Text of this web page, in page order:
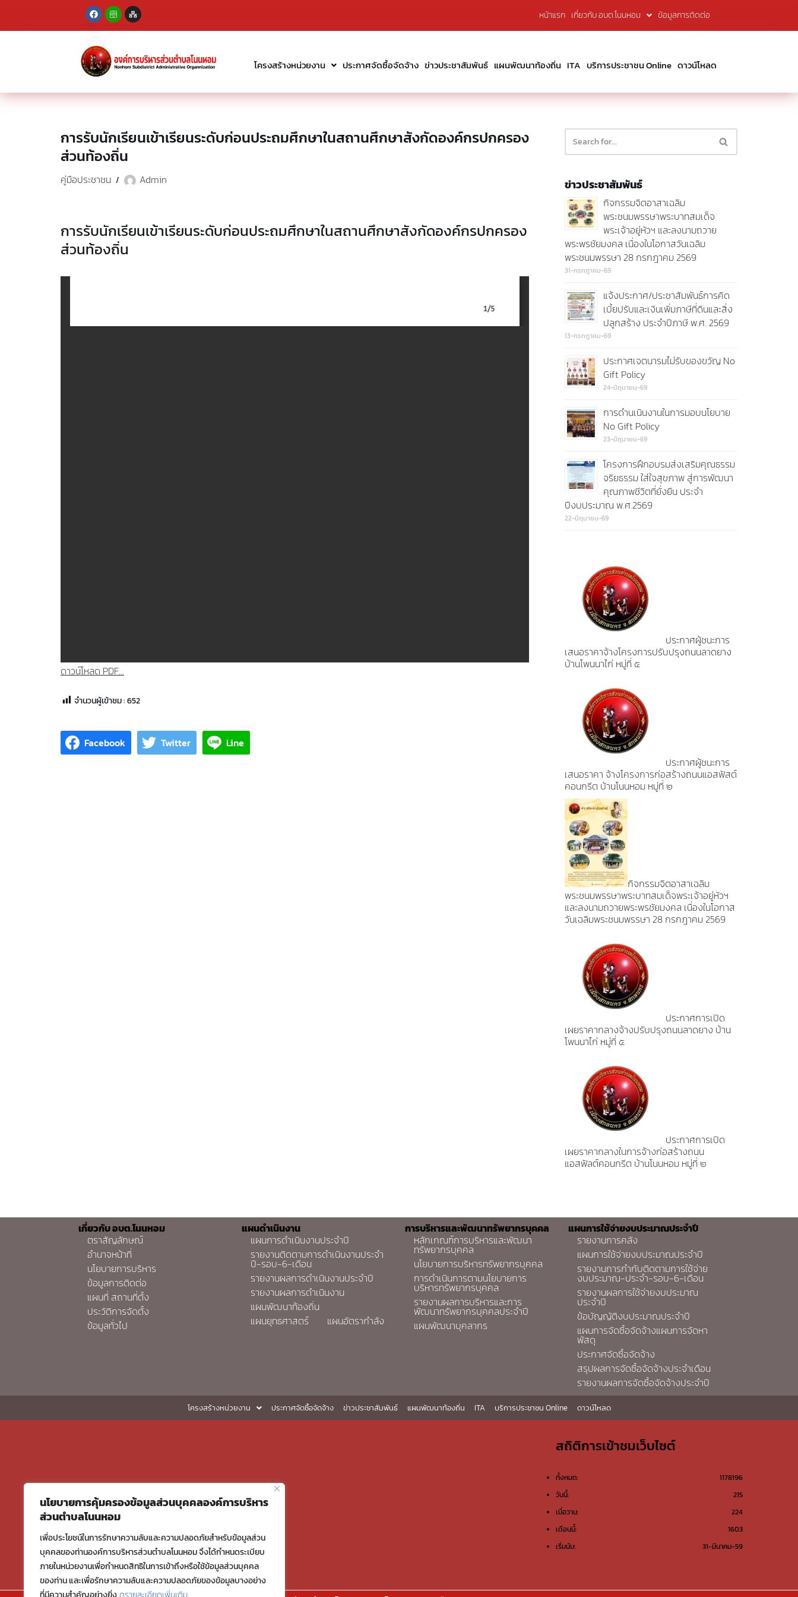
นโยบายการคุ้มครองข้อมูลส่วนบุคคลองค์การบริหาร
ส่วนตำบลโนนหอม
เพื่อประโยชน์ในการรักษาความลับและความปลอดภัยสำหรับข้อมูลส่วน
บุคคลของท่านองค์การบริหารส่วนตำบลโนนหอม จึงได้กำหนดระเบียบ
ภายในหน่วยงานเพื่อกำหนดสิทธิในการเข้าถึงหรือใช้ข้อมูลส่วนบุคคล
ของท่าน และเพื่อรักษาความลับและความปลอดภัยของข้อมูลบางอย่าง
Skip
หน้าแรก เกี่ยวกับ อบต.โนนหอม ข้อมูลการติดต่อ
โครงสร้างหน่วยงาน ประกาศจัดซื้อจัดจ้าง ข่าวประชาสัมพันธ์ แผนพัฒนาท้องถิ่น ITA บริการประชาชน Online ดาวน์โหลด
การรับนักเรียนเข้าเรียนระดับก่อนประถมศึกษาในสถานศึกษาสังกัดองค์กรปกครอง
ส่วนท้องถิ่น
คู่มือประชาชน Admin
การรับนักเรียนเข้าเรียนระดับก่อนประถมศึกษาในสถานศึกษาสังกัดองค์กรปกครอง
ส่วนท้องถิ่น
ดาวน์โหลด PDF...
จำนวนผู้เข้าชม :652
Facebook Twitter Line
ข่าวประชาสัมพันธ์
กิจกรรมจิตอาสาเฉลิม
พระชนมพรรษาพระบาทสมเด็จ
พระเจ้าอยู่หัวฯ และลงนามถวาย
พระพรชัยมงคล เนื่องในโอกาสวันเฉลิม
พระชนมพรรษา 28 กรกฎาคม 2569
31-กรกฎาคม-69
แจ้งประกาศ/ประชาสัมพันธ์การคิด
เบี้ยปรับและเงินเพิ่มภาษีที่ดินและสิ่ง
ปลูกสร้าง ประจำปีภาษี พ.ศ. 2569
13-กรกฎาคม-69
ประกาศเจตนารมไม่รับของขวัญ No
Gift Policy
24-มิถุนายน-69
การดำนเนินงานในการมอบนโยบาย
No Gift Policy
23-มิถุนายน-69
โครงการฝึกอบรมส่งเสริมคุณธรรม
จริยธรรม ใส่ใจสุขภาพ สู่การพัฒนา
คุณภาพชีวิตที่ยั่งยืน ประจำ
ปีงบประมาณ พ.ศ.2569
22-มิถุนายน-69
ประกาศผู้ชนะการ
เสนอราคาจ้างโครงการปรับปรุงถนนลาดยาง
บ้านโพนนาไก่ หมู่ที่ ๕
ประกาศผู้ชนะการ
เสนอราคา จ้างโครงการก่อสร้างถนนแอสฟัสต์
คอนกรีต บ้านโนนหอม หมู่ที่ ๒
กิจกรรมจิตอาสาเฉลิม
พระชนมพรรษาพระบาทสมเด็จพระเจ้าอยู่หัวฯ
และลงนามถวายพระพรชัยมงคล เนื่องในโอกาส
วันเฉลิมพระชนมพรรษา 28 กรกฎาคม 2569
ประกาศการเปิด
เผยราคากลางจ้างปรับปรุงถนนลาดยาง บ้าน
โพนนาไก่ หมู่ที่ ๕
ประกาศการเปิด
เผยราคากลางในการจ้างก่อสร้างถนน
แอสฟัลต์คอนกรีต บ้านโนนหอม หมู่ที่ ๒
เกี่ยวกับ อบต.โนนหอม
ตราสัญลักษณ์
อำนาจหน้าที่
นโยบายการบริหาร
ข้อมูลการติดต่อ
แผนที่ สถานที่ตั้ง
ประวัติการจัดตั้ง
ข้อมูลทั่วไป
แผนดำเนินงาน
แผนการดำเนินงานประจำปี
รายงานติดตามการดำเนินงานประจำ
ปี-รอบ-6-เดือน
รายงานผลการดำเนินงานประจำปี
รายงานผลการดำเนินงาน
แผนพัฒนาท้องถิ่น
แผนยุทธศาสตร์
แผนอัตรากำลัง
การบริหารและพัฒนาทรัพยากรบุคคล
หลักเกณฑ์การบริหารและพัฒนา
ทรัพยากรบุคคล
นโยบายการบริหารทรัพยากรบุคคล
การดำเนินการตามนโยบายการ
บริหารทรัพยากรบุคคล
รายงานผลการบริหารและการ
พัฒนาทรัพยากรบุคคลประจำปี
แผนพัฒนาบุคลากร
แผนการใช้จ่ายงบประมาณประจำปี
รายงานการคลัง
แผนการใช้จ่ายงบประมาณประจำปี
รายงานการกำกับติดตามการใช้จ่าย
งบประมาณ-ประจำ-รอบ-6-เดือน
รายงานผลการใช้จ่ายงบประมาณ
ประจำปี
ข้อบัญญัติงบประมาณประจำปี
แผนการจัดซื้อจัดจ้างแผนการจัดหา
พัสดุ
ประกาศจัดซื้อจัดจ้าง
สรุปผลการจัดซื้อจัดจ้างประจำเดือน
รายงานผลการจัดซื้อจัดจ้างประจำปี
โครงสร้างหน่วยงาน ประกาศจัดซื้อจัดจ้าง ข่าวประชาสัมพันธ์ แผนพัฒนาท้องถิ่น ITA บริการประชาชน Online ดาวน์โหลด
สถิติการเข้าชมเว็บไซต์
1178196
ทั้งหมด:
215
วันนี้:
224
เมื่อวาน:
1603
เดือนนี้:
31-มีนาคม-59
เริ่มนับ: